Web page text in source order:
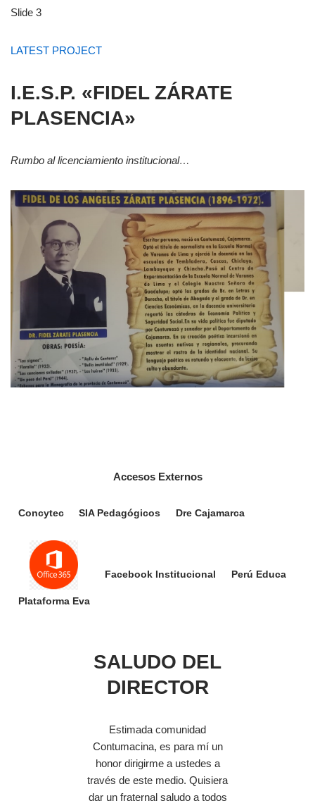
Slide 3
LATEST PROJECT
I.E.S.P. «FIDEL ZÁRATE
PLASENCIA»
Rumbo al licenciamiento institucional…
Accesos Externos
Concytec SIA Pedagógicos Dre Cajamarca
Plataforma Eva
Facebook Institucional Perú Educa
SALUDO DEL
DIRECTOR
Estimada comunidad
Contumacina, es para mí un
honor dirigirme a ustedes a
través de este medio. Quisiera
dar un fraternal saludo a todos